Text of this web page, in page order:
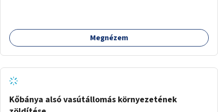
Megnézem
Kőbánya alsó vasútállomás környezetének